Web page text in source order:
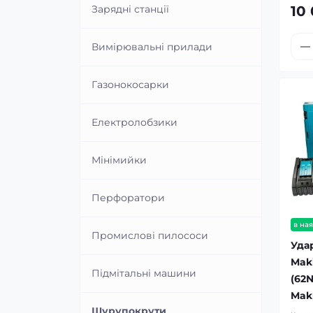
Автомагнітоли
Відеореєстратори
Автомобільна акустика
Зарядні станції
Вимірювальні прилади
Газонокосарки
Електролобзики
Мінімийки
Перфоратори
Промислові пилососи
Підмітальні машини
10
в